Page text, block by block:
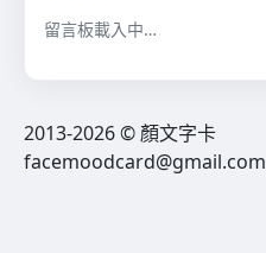
留言板載入中…
2013-2026 © 顏文字卡
facemoodcard@gmail.com